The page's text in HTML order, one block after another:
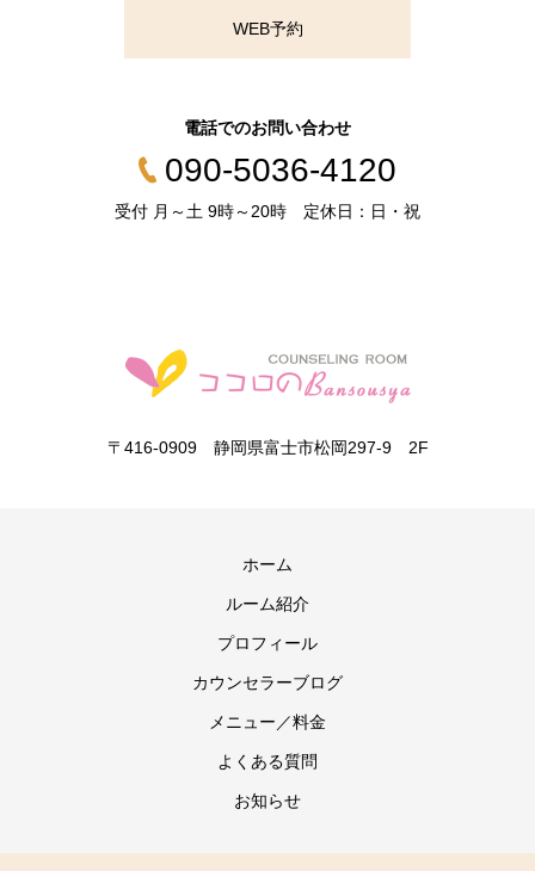
WEB予約
電話でのお問い合わせ
090-5036-4120
受付 月～土 9時～20時 定休日：日・祝
〒416-0909 静岡県富士市松岡297-9 2F
ホーム
ルーム紹介
プロフィール
カウンセラーブログ
メニュー／料金
よくある質問
お知らせ